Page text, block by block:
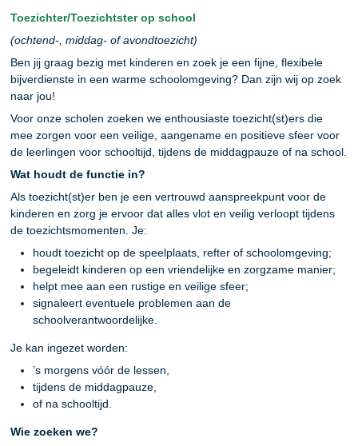
Toezichter/Toezichtster op school
(ochtend-, middag- of avondtoezicht)
Ben jij graag bezig met kinderen en zoek je een fijne, flexibele
bijverdienste in een warme schoolomgeving? Dan zijn wij op zoek
naar jou!
Voor onze scholen zoeken we enthousiaste toezicht(st)ers die
mee zorgen voor een veilige, aangename en positieve sfeer voor
de leerlingen voor schooltijd, tijdens de middagpauze of na school.
Wat houdt de functie in?
Als toezicht(st)er ben je een vertrouwd aanspreekpunt voor de
kinderen en zorg je ervoor dat alles vlot en veilig verloopt tijdens
de toezichtsmomenten. Je:
houdt toezicht op de speelplaats, refter of schoolomgeving;
begeleidt kinderen op een vriendelijke en zorgzame manier;
helpt mee aan een rustige en veilige sfeer;
signaleert eventuele problemen aan de
schoolverantwoordelijke.
Je kan ingezet worden:
’s morgens vóór de lessen,
tijdens de middagpauze,
of na schooltijd.
Wie zoeken we?